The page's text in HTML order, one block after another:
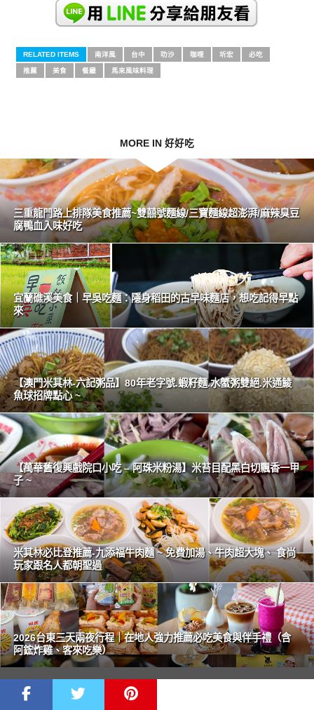
RELATED ITEMS 南洋風 台中 叻沙 咖哩 圻宏 必吃
推薦 美食 餐廳 馬來風味料理
MORE IN 好好吃
三重龍門路上排隊美食推薦~雙囍號麵線/三寶麵線超澎湃/麻辣臭豆
腐鴨血入味好吃
宜蘭礁溪美食｜早吳吃麵：隱身稻田的古早味麵店，想吃記得早點
來
【澳門米其林-六記粥品】80年老字號.蝦籽麵.水蟹粥雙絕.米通鯪
魚球招牌點心 ~
【萬華舊復興戲院口小吃 – 阿珠米粉湯】米苔目配黑白切飄香一甲
子 ~
米其林必比登推薦-九添福牛肉麵 ~ 免費加湯、牛肉超大塊、 食尚
玩家跟名人都朝聖過
2026台東三天兩夜行程｜在地人強力推薦必吃美食與伴手禮（含
阿鋐炸雞、客來吃樂）